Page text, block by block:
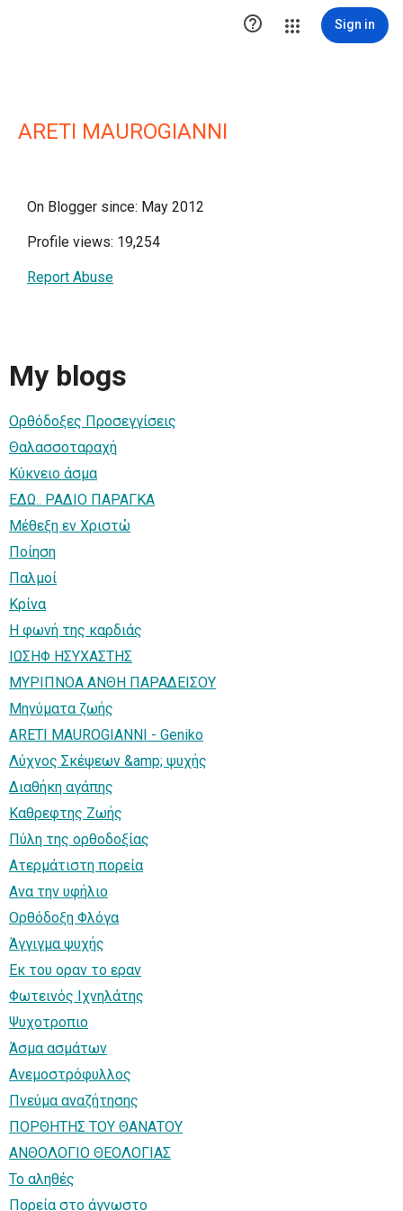
 Sign in
ARETI MAUROGIANNI
On Blogger since: May 2012
Profile views: 19,254
Report Abuse
My blogs
Ορθόδοξες Προσεγγίσεις
Θαλασσοταραχή
Κύκνειο άσμα
ΕΔΩ.. ΡΑΔΙΟ ΠΑΡΑΓΚΑ
Μέθεξη εν Χριστώ
Ποίηση
Παλμοί
Κρίνα
Η φωνή της καρδιάς
ΙΩΣΗΦ ΗΣΥΧΑΣΤΗΣ
ΜΥΡΙΠΝΟΑ ΑΝΘΗ ΠΑΡΑΔΕΙΣΟΥ
Μηνύματα ζωής
ARETI MAUROGIANNI - Geniko
Λύχνος Σκέψεων &amp; ψυχής
Διαθήκη αγάπης
Καθρεφτης Ζωής
Πύλη της ορθοδοξίας
Ατερμάτιστη πορεία
Ανα την υφήλιο
Ορθόδοξη Φλόγα
Άγγιγμα ψυχής
Εκ του οραν το εραν
Φωτεινός Ιχνηλάτης
Ψυχοτροπιο
Άσμα ασμάτων
Ανεμοστρόφυλλος
Πνεύμα αναζήτησης
ΠΟΡΘΗΤΗΣ ΤΟΥ ΘΑΝΑΤΟΥ
ΑΝΘΟΛΟΓΙΟ ΘΕΟΛΟΓΙΑΣ
Το αληθές
Πορεία στο άγνωστο